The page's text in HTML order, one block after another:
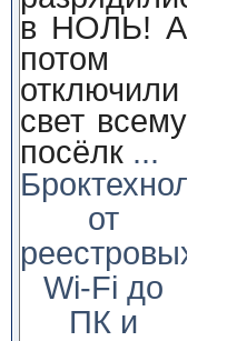
в НОЛЬ! А
потом
отключили
свет всему
посёлк ...
от
реестровых
Wi-Fi до
ПК и